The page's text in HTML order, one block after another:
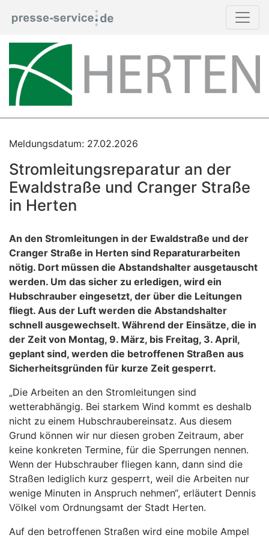
Meldungsdatum: 27.02.2026
Stromleitungsreparatur an der
Ewaldstraße und Cranger Straße
in Herten
An den Stromleitungen in der Ewaldstraße und der
Cranger Straße in Herten sind Reparaturarbeiten
nötig. Dort müssen die Abstandshalter ausgetauscht
werden. Um das sicher zu erledigen, wird ein
Hubschrauber eingesetzt, der über die Leitungen
fliegt. Aus der Luft werden die Abstandshalter
schnell ausgewechselt. Während der Einsätze, die in
der Zeit von Montag, 9. März, bis Freitag, 3. April,
geplant sind, werden die betroffenen Straßen aus
Sicherheitsgründen für kurze Zeit gesperrt.
„Die Arbeiten an den Stromleitungen sind
wetterabhängig. Bei starkem Wind kommt es deshalb
nicht zu einem Hubschraubereinsatz. Aus diesem
Grund können wir nur diesen groben Zeitraum, aber
keine konkreten Termine, für die Sperrungen nennen.
Wenn der Hubschrauber fliegen kann, dann sind die
Straßen lediglich kurz gesperrt, weil die Arbeiten nur
wenige Minuten in Anspruch nehmen“, erläutert Dennis
Völkel vom Ordnungsamt der Stadt Herten.
Auf den betroffenen Straßen wird eine mobile Ampel